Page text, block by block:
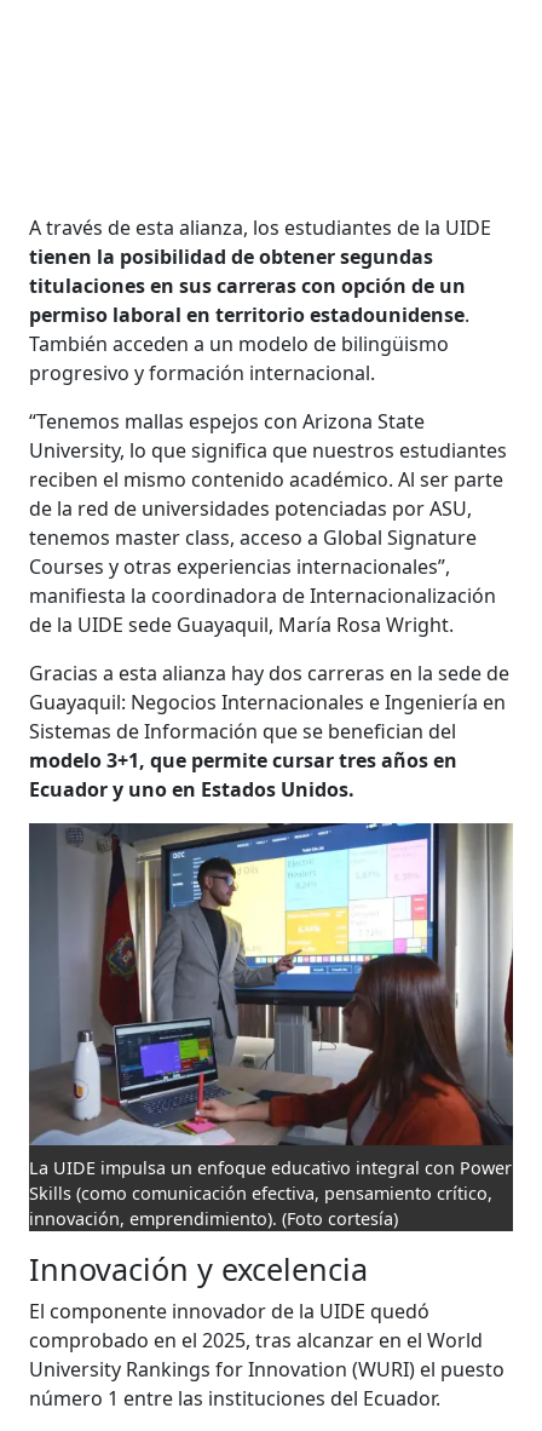
A través de esta alianza, los estudiantes de la UIDE
tienen la posibilidad de obtener segundas
titulaciones en sus carreras con opción de un
permiso laboral en territorio estadounidense.
También acceden a un modelo de bilingüismo
progresivo y formación internacional.
“Tenemos mallas espejos con Arizona State
University, lo que significa que nuestros estudiantes
reciben el mismo contenido académico. Al ser parte
de la red de universidades potenciadas por ASU,
tenemos master class, acceso a Global Signature
Courses y otras experiencias internacionales”,
manifiesta la coordinadora de Internacionalización
de la UIDE sede Guayaquil, María Rosa Wright.
Gracias a esta alianza hay dos carreras en la sede de
Guayaquil: Negocios Internacionales e Ingeniería en
Sistemas de Información que se benefician del
modelo 3+1, que permite cursar tres años en
Ecuador y uno en Estados Unidos.
La UIDE impulsa un enfoque educativo integral con Power
Skills (como comunicación efectiva, pensamiento crítico,
innovación, emprendimiento). (Foto cortesía)
Innovación y excelencia
El componente innovador de la UIDE quedó
comprobado en el 2025, tras alcanzar en el World
University Rankings for Innovation (WURI) el puesto
número 1 entre las instituciones del Ecuador.